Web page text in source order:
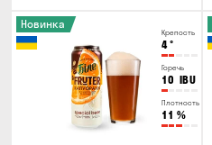
Крепость
4°
Горечь
10 IBU
Плотность
11 %
Новинка